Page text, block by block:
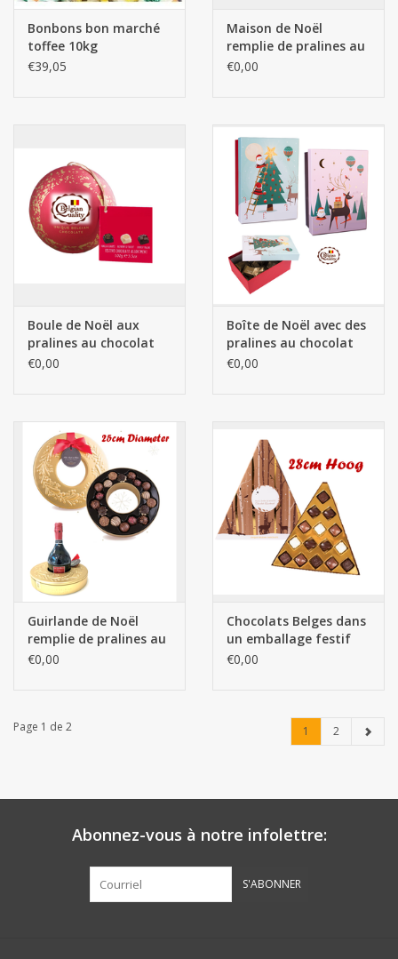
Bonbons bon marché
toffee 10kg
€39,05
Maison de Noël
remplie de pralines au
chocolat
€0,00
Boule de Noël aux
pralines au chocolat
€0,00
Boîte de Noël avec des
pralines au chocolat
€0,00
Guirlande de Noël
remplie de pralines au
chocolat
€0,00
Chocolats Belges dans
un emballage festif
€0,00
Page 1 de 2 1 2
Abonnez-vous à notre infolettre:
S'ABONNER